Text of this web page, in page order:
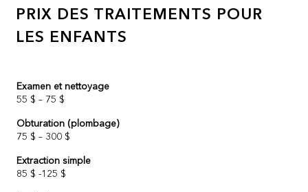
PRIX DES TRAITEMENTS POUR
LES ENFANTS
Examen et nettoyage
55 $ – 75 $
Obturation (plombage)
75 $ – 300 $
Extraction simple
85 $ -125 $